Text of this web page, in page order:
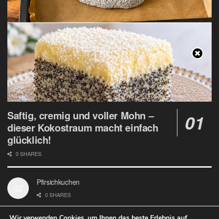
Saftig, cremig und voller Mohn –
dieser Kokostraum macht einfach
glücklich!
0 SHARES
Pfirsichkuchen
0 SHARES